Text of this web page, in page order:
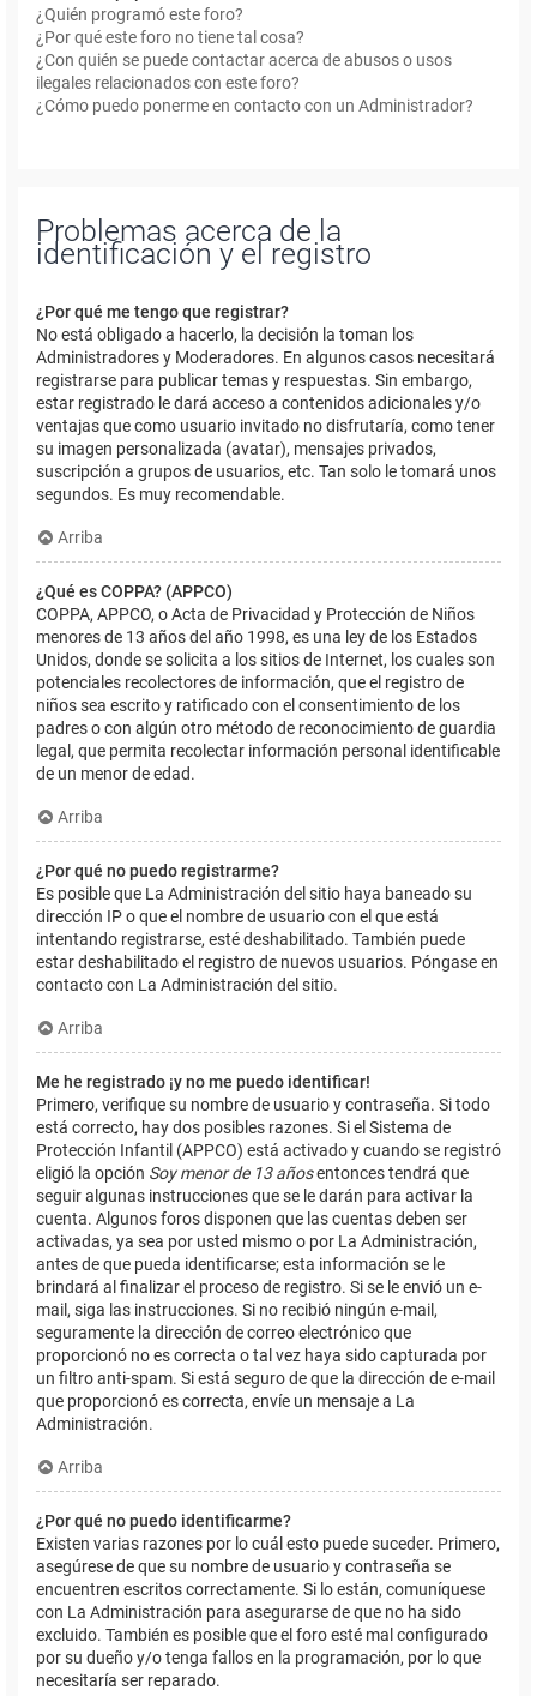
¿Quién programó este foro?
¿Por qué este foro no tiene tal cosa?
¿Con quién se puede contactar acerca de abusos o usos
ilegales relacionados con este foro?
¿Cómo puedo ponerme en contacto con un Administrador?
Problemas acerca de la
identificación y el registro
¿Por qué me tengo que registrar?
No está obligado a hacerlo, la decisión la toman los
Administradores y Moderadores. En algunos casos necesitará
registrarse para publicar temas y respuestas. Sin embargo,
estar registrado le dará acceso a contenidos adicionales y/o
ventajas que como usuario invitado no disfrutaría, como tener
su imagen personalizada (avatar), mensajes privados,
suscripción a grupos de usuarios, etc. Tan solo le tomará unos
segundos. Es muy recomendable.
Arriba
¿Qué es COPPA? (APPCO)
COPPA, APPCO, o Acta de Privacidad y Protección de Niños
menores de 13 años del año 1998, es una ley de los Estados
Unidos, donde se solicita a los sitios de Internet, los cuales son
potenciales recolectores de información, que el registro de
niños sea escrito y ratificado con el consentimiento de los
padres o con algún otro método de reconocimiento de guardia
legal, que permita recolectar información personal identificable
de un menor de edad.
Arriba
¿Por qué no puedo registrarme?
Es posible que La Administración del sitio haya baneado su
dirección IP o que el nombre de usuario con el que está
intentando registrarse, esté deshabilitado. También puede
estar deshabilitado el registro de nuevos usuarios. Póngase en
contacto con La Administración del sitio.
Arriba
Me he registrado ¡y no me puedo identificar!
Primero, verifique su nombre de usuario y contraseña. Si todo
está correcto, hay dos posibles razones. Si el Sistema de
Protección Infantil (APPCO) está activado y cuando se registró
eligió la opción Soy menor de 13 añosentonces tendrá que
seguir algunas instrucciones que se le darán para activar la
cuenta. Algunos foros disponen que las cuentas deben ser
activadas, ya sea por usted mismo o por La Administración,
antes de que pueda identificarse; esta información se le
brindará al finalizar el proceso de registro. Si se le envió un e-
mail, siga las instrucciones. Si no recibió ningún e-mail,
seguramente la dirección de correo electrónico que
proporcionó no es correcta o tal vez haya sido capturada por
un filtro anti-spam. Si está seguro de que la dirección de e-mail
que proporcionó es correcta, envíe un mensaje a La
Administración.
Arriba
¿Por qué no puedo identificarme?
Existen varias razones por lo cuál esto puede suceder. Primero,
asegúrese de que su nombre de usuario y contraseña se
encuentren escritos correctamente. Si lo están, comuníquese
con La Administración para asegurarse de que no ha sido
excluido. También es posible que el foro esté mal configurado
por su dueño y/o tenga fallos en la programación, por lo que
necesitaría ser reparado.